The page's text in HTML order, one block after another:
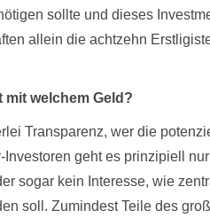
sollte und dieses
allein die achtzehn
welchem Geld?
Transparenz, wer die
geht es prinzipiell
sogar kein Interesse, wie
soll. Zumindest Teile des